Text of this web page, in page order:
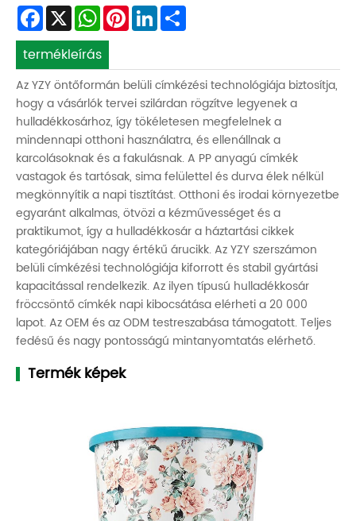
Facebook
X WhatsApp
Pinterest
LinkedIn
termékleírás
Az YZY öntőformán belüli címkézési technológiája biztosítja,
hogy a vásárlók tervei szilárdan rögzítve legyenek a
hulladékkosárhoz, így tökéletesen megfelelnek a
mindennapi otthoni használatra, és ellenállnak a
karcolásoknak és a fakulásnak. A PP anyagú címkék
vastagok és tartósak, sima felülettel és durva élek nélkül
megkönnyítik a napi tisztítást. Otthoni és irodai környezetbe
egyaránt alkalmas, ötvözi a kézművességet és a
praktikumot, így a hulladékkosár a háztartási cikkek
kategóriájában nagy értékű árucikk. Az YZY szerszámon
belüli címkézési technológiája kiforrott és stabil gyártási
kapacitással rendelkezik. Az ilyen típusú hulladékkosár
fröccsöntő címkék napi kibocsátása elérheti a 20 000
lapot. Az OEM és az ODM testreszabása támogatott. Teljes
fedésű és nagy pontosságú mintanyomtatás elérhető.
Termék képek